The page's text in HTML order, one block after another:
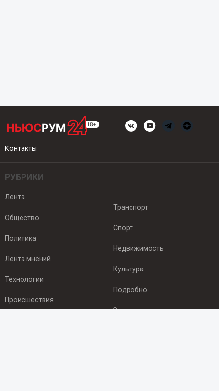
Контакты
РУБРИКИ
Лента
Общество
Политика
Лента мнений
Технологии
Происшествия
Транспорт
Спорт
Недвижимость
Культура
Подробно
Здоровье